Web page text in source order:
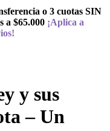
o 3 cuotas SIN
a $65.000¡Aplica a
y sus
– Un